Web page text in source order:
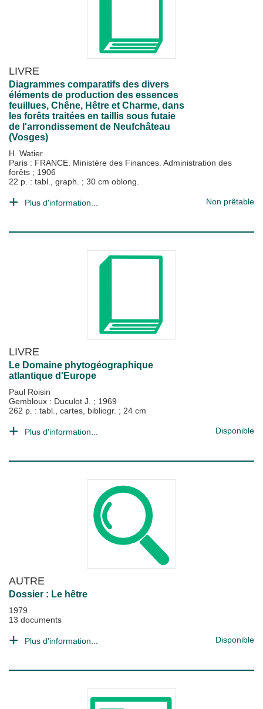
LIVRE
Diagrammes comparatifs des divers
éléments de production des essences
feuillues, Chêne, Hêtre et Charme, dans
les forêts traitées en taillis sous futaie
de l'arrondissement de Neufchâteau
(Vosges)
H. Watier
Paris : FRANCE. Ministère des Finances. Administration des
forêts ; 1906
22 p. : tabl., graph. ; 30 cm oblong.
Plus d'information... Non prêtable
LIVRE
Le Domaine phytogéographique
atlantique d'Europe
Paul Roisin
Gembloux : Duculot J. ; 1969
262 p. : tabl., cartes, bibliogr. ; 24 cm
Plus d'information... Disponible
AUTRE
Dossier : Le hêtre
1979
13 documents
Plus d'information... Disponible